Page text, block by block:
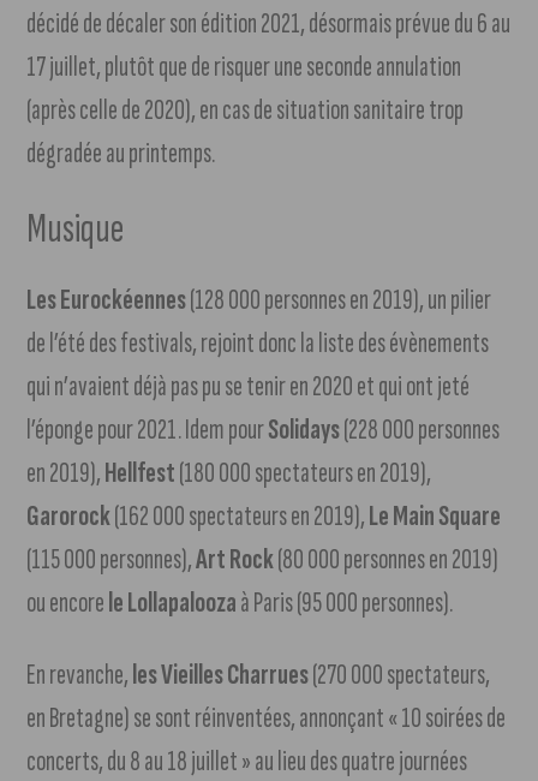
décidé de décaler son édition 2021, désormais prévue du 6 au
17 juillet, plutôt que de risquer une seconde annulation
(après celle de 2020), en cas de situation sanitaire trop
dégradée au printemps.
Musique
Les Eurockéennes(128 000 personnes en 2019), un pilier
de l’été des festivals, rejoint donc la liste des évènements
qui n’avaient déjà pas pu se tenir en 2020 et qui ont jeté
l’éponge pour 2021. Idem pourSolidays(228 000 personnes
en 2019),Hellfest(180 000 spectateurs en 2019),
Garorock(162 000 spectateurs en 2019),Le Main Square
(115 000 personnes),Art Rock(80 000 personnes en 2019)
ou encorele Lollapaloozaà Paris (95 000 personnes).
En revanche,les Vieilles Charrues(270 000 spectateurs,
en Bretagne) se sont réinventées, annonçant « 10 soirées de
concerts, du 8 au 18 juillet » au lieu des quatre journées